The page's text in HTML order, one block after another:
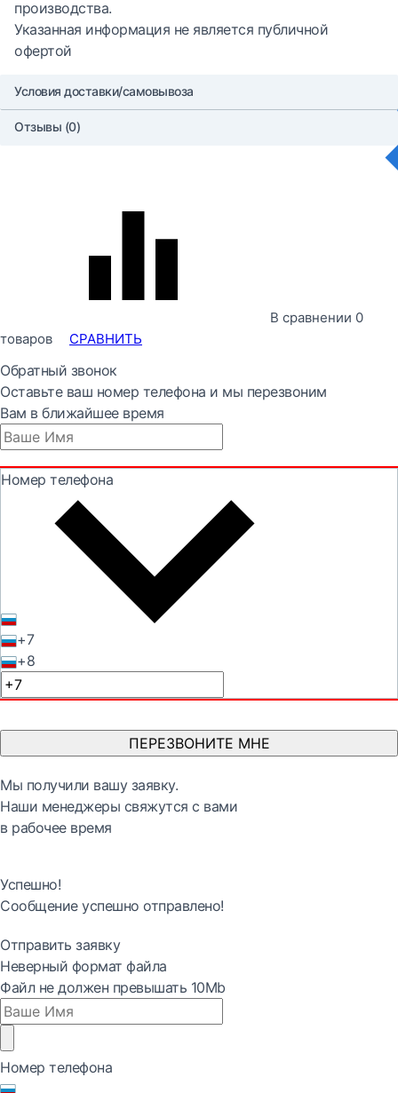
производства.
Указанная информация не является публичной
офертой
Условия доставки/самовывоза
Отзывы (0)
В сравнении 0
товаров
СРАВНИТЬ
Обратный звонок
Оставьте ваш номер телефона и мы перезвоним
Вам в ближайшее время
Номер телефона
+7
+8
ПЕРЕЗВОНИТЕ МНЕ
Мы получили вашу заявку.
Наши менеджеры свяжутся с вами
в рабочее время
Успешно!
Сообщение успешно отправлено!
Отправить заявку
Неверный формат файла
Файл не должен превышать 10Mb
Номер телефона